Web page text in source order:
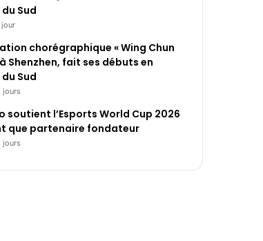
Sud
jour
chorégraphique « Wing Chun
à Shenzhen, fait ses débuts en
Sud
jours
soutient l’Esports World Cup 2026
que partenaire fondateur
jours